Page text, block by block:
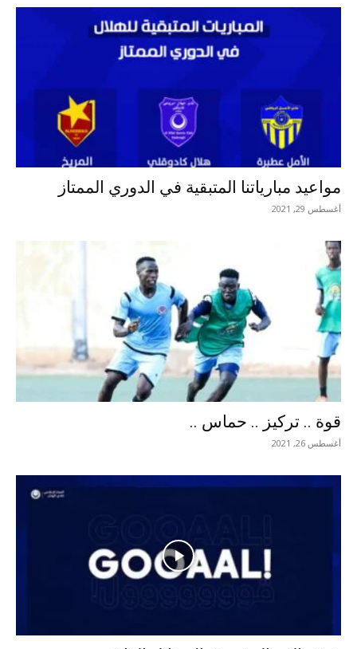
مواعيد مبارياتنا المتبقية في الدوري الممتاز
أغسطس 29, 2021
قوة .. تركيز .. حماس ..
أغسطس 26, 2021